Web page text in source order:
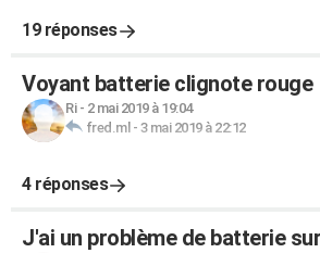
19 réponses
Voyant batterie clignote rouge
Ri- 2 mai 2019 à 19:04
fred.ml - 3 mai 2019 à 22:12
4 réponses
J'ai un problème de batterie